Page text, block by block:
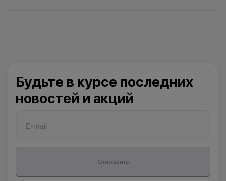
Будьте в курсе последних
новостей и акций
Отправить